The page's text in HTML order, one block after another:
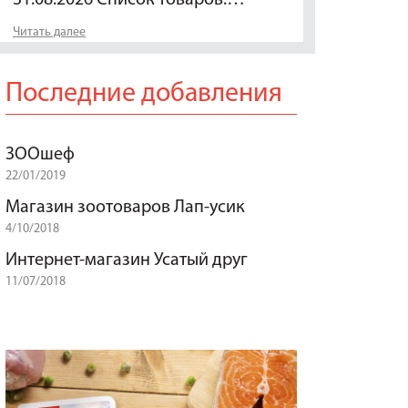
Читать далее
Последние добавления
ЗООшеф
22/01/2019
Магазин зоотоваров Лап-усик
4/10/2018
Интернет-магазин Усатый друг
11/07/2018